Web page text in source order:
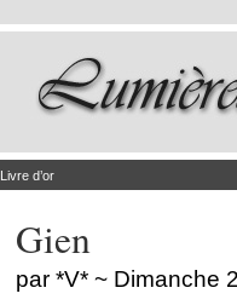
Livre d’or
Gien
par *V* ~ Dimanche